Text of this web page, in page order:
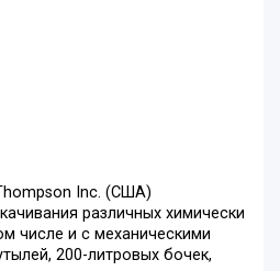
Inc. (США)
различных химически
числе и с механическими
200-литровых бочек,